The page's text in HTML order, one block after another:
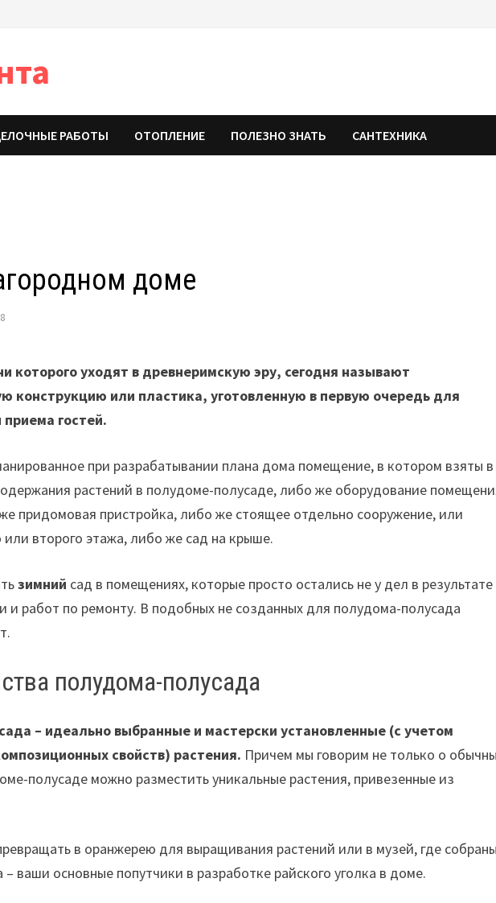
РАБОТЫ ОТОПЛЕНИЕ ПОЛЕЗНО ЗНАТЬ САНТЕХНИКА
доме
которого уходят в древнеримскую эру, сегодня называют
конструкцию или пластика, уготовленную в первую очередь для
гостей.
при разрабатывании плана дома помещение, в котором взяты в
растений в полудоме-полусаде, либо же оборудование
придомовая пристройка, либо же стоящее отдельно сооружение, или
или второго этажа, либо же сад на крыше.
зимний сад в помещениях, которые просто остались не у дел в результате
и работ по ремонту. В подобных не созданных для полудома-полусада
полудома-полусада
– идеально выбранные и мастерски установленные (с учетом
свойств) растения. Причем мы говорим не только о
полусаде можно разместить уникальные растения, привезенные из
в оранжерею для выращивания растений или в музей, где собраны
ваши основные попутчики в разработке райского уголка в доме.